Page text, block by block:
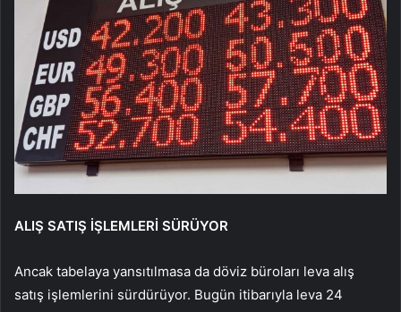
ALIŞ SATIŞ İŞLEMLERİ SÜRÜYOR
Ancak tabelaya yansıtılmasa da döviz büroları leva alış
satış işlemlerini sürdürüyor. Bugün itibarıyla leva 24